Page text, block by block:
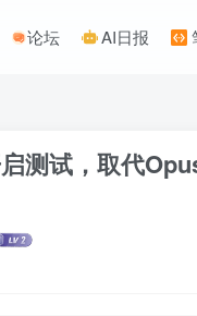
论坛 AI日报
测试，取代